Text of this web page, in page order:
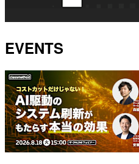
EVENTS